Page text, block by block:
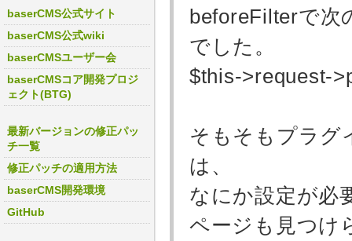
beforeFilterで次
でした。
$this->request-
そもそもプラグ
は、
なにか設定が必
ページも見つけ
baserCMS公式サイト
baserCMS公式wiki
baserCMSユーザー会
baserCMSコア開発プロジ
ェクト(BTG)
最新バージョンの修正パッ
チ一覧
修正パッチの適用方法
baserCMS開発環境
GitHub